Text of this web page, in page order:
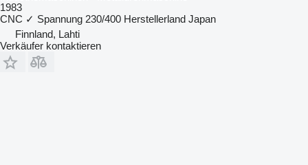
1983
CNC ✓ Spannung 230/400 Herstellerland Japan
Finnland, Lahti
Verkäufer kontaktieren